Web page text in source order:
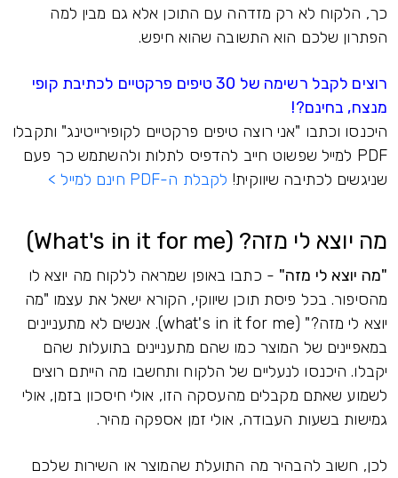
כך, הלקוח לא רק מזדהה עם התוכן אלא גם מבין למה
הפתרון שלכם הוא התשובה שהוא חיפש.
רוצים לקבל רשימה של 30 טיפים פרקטיים לכתיבת קופי
מנצח, בחינם?!
היכנסו וכתבו "אני רוצה טיפים פרקטיים לקופירייטינג" ותקבלו
PDF למייל שפשוט חייב להדפיס לתלות ולהשתמש כך פעם
שניגשים לכתיבה שיווקית! לקבלת ה-PDF חינם למייל >
מה יוצא לי מזה? (What's in it for me)
"מה יוצא לי מזה" - כתבו באופן שמראה ללקוח מה יוצא לו
מהסיפור. בכל פיסת תוכן שיווקי, הקורא ישאל את עצמו "מה
יוצא לי מזה?" (what's in it for me). אנשים לא מתעניינים
במאפיינים של המוצר כמו שהם מתעניינים בתועלות שהם
יקבלו. היכנסו לנעליים של הלקוח ותחשבו מה הייתם רוצים
לשמוע שאתם מקבלים מהעסקה הזו, אולי חיסכון בזמן, אולי
גמישות בשעות העבודה, אולי זמן אספקה מהיר.
לכן, חשוב להבהיר מה התועלת שהמוצר או השירות שלכם